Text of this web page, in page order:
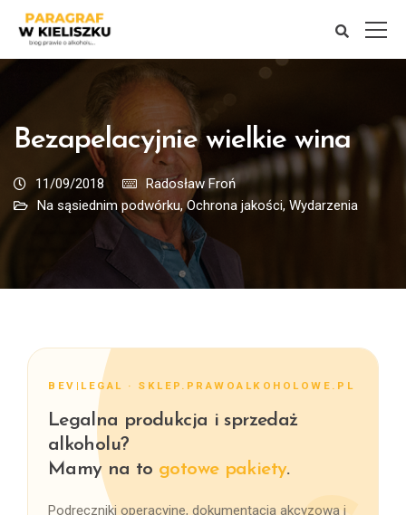
Bezapelacyjnie wielkie wina
11/09/2018
Radosław Froń
Na sąsiednim podwórku,Ochrona jakości, Wydarzenia
BEV|LEGAL · SKLEP.PRAWOALKOHOLOWE.PL
Legalna produkcja i sprzedaż
alkoholu?
Mamy na to gotowe pakiety.
Podręczniki operacyjne, dokumentacja akcyzowa i